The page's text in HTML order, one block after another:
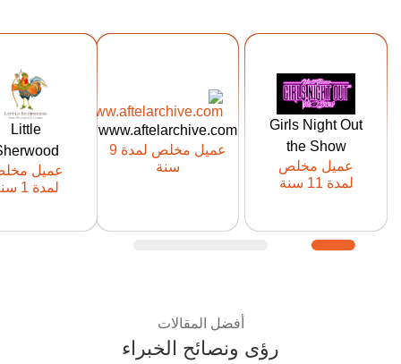
Girls Night Out
the Show
عميل مخلص
لمدة 11 سنة
https://tickets.
girlsnightoutt
heshow.com
عميل Ticketor
منذ: 2015
www.aftelarchive.com
عميل مخلص لمدة 9
سنة
https://ww2.tic
ketor.com/afte
larchive
عميل Ticketor
منذ: 2017
Little
عميل
لمدة 1 سنة
ww2.tic
littl
عميل Ticketor
منذ:
أفضل المقالات
رؤى ونصائح الخبراء